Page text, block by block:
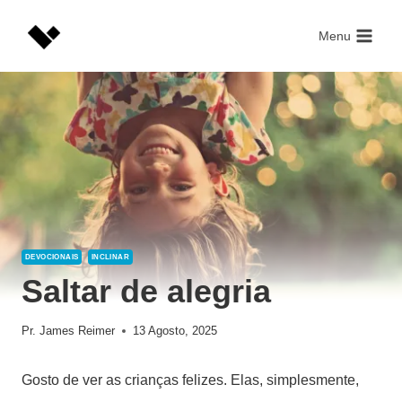
Menu
DEVOCIONAIS INCLINAR
Saltar de alegria
Pr. James Reimer 13 Agosto, 2025
Gosto de ver as crianças felizes. Elas, simplesmente,